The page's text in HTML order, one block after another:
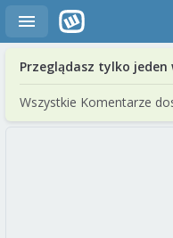
Przeglądasz tylko jeden
Wszystkie Komentarze